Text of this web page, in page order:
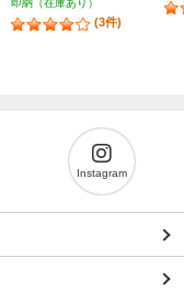
即納（在庫あり）
(3件)
Instagram